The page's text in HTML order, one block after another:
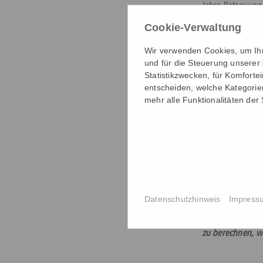
Jahre
verwendet
Wer seine
und auch
Preisstruktur
bei den
Engpässe. Wer
zahlt.
Weiterbildung
Hinweis: Wir
zu berechnen,
Cookie-Verwaltung
Wir verwenden Cookies, um
und für die Steuerung
Statistikzwecken, für
entscheiden, welche
mehr alle Funktionalitäten der
Datenschutzhinweis